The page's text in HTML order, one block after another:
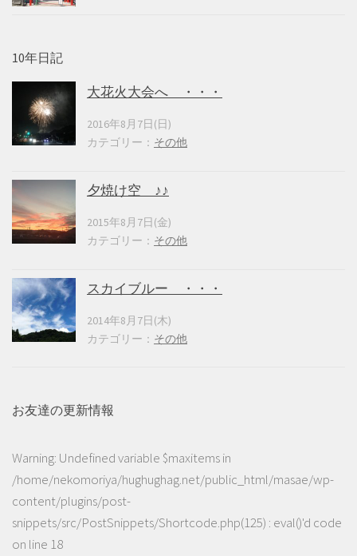
10年日記
大花火大会へ ・・・
2016年8月7日(日)
カテゴリー： その他
夕焼け空 ♪♪
2015年8月7日(金)
カテゴリー： その他
スカイブルー ・・・
2014年8月7日(木)
カテゴリー： その他
お友達の更新情報
Warning: Undefined variable $maxitems in
/home/nekomoriya/hughughag.net/public_html/masae/wp-
content/plugins/post-
snippets/src/PostSnippets/Shortcode.php(125) : eval()'d code
on line 18